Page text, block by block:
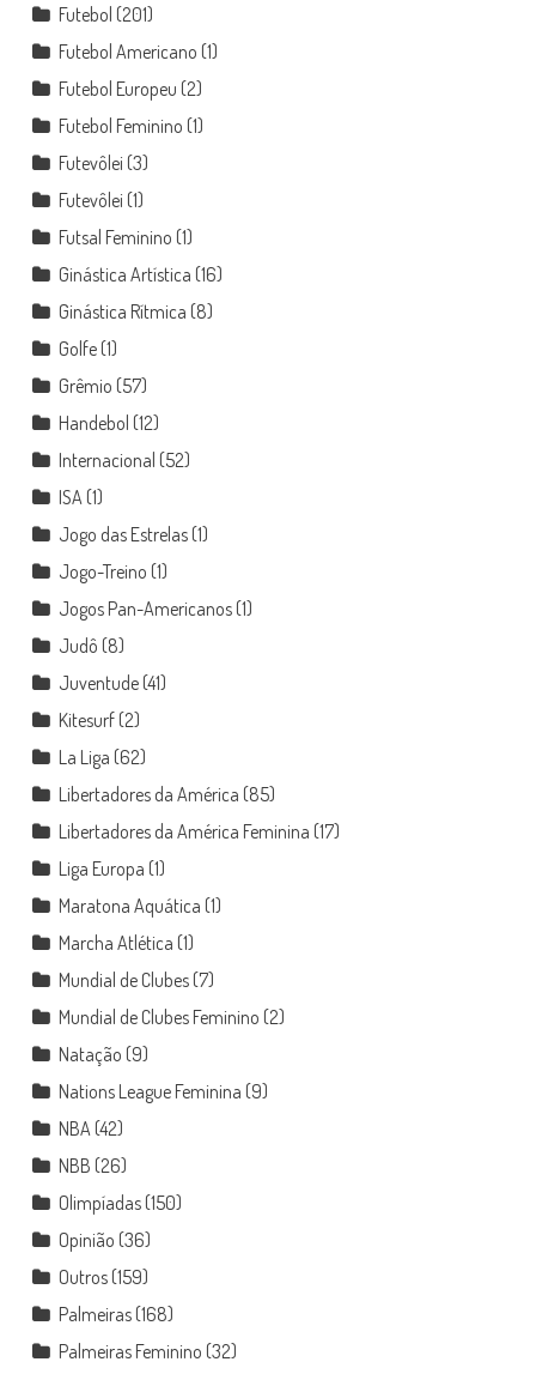
Futebol (201)
Futebol Americano (1)
Futebol Europeu (2)
Futebol Feminino (1)
Futevôlei (3)
Futevôlei (1)
Futsal Feminino (1)
Ginástica Artística (16)
Ginástica Rítmica (8)
Golfe(1)
Grêmio (57)
Handebol (12)
Internacional (52)
ISA (1)
Jogo das Estrelas(1)
Jogo-Treino (1)
Jogos Pan-Americanos(1)
Judô (8)
Juventude(41)
Kitesurf(2)
La Liga (62)
Libertadores da América (85)
Libertadores da América Feminina (17)
Liga Europa (1)
Maratona Aquática (1)
Marcha Atlética (1)
Mundial de Clubes(7)
Mundial de Clubes Feminino (2)
Natação (9)
Nations League Feminina (9)
NBA (42)
NBB (26)
Olimpíadas(150)
Opinião (36)
Outros(159)
Palmeiras(168)
Palmeiras Feminino (32)